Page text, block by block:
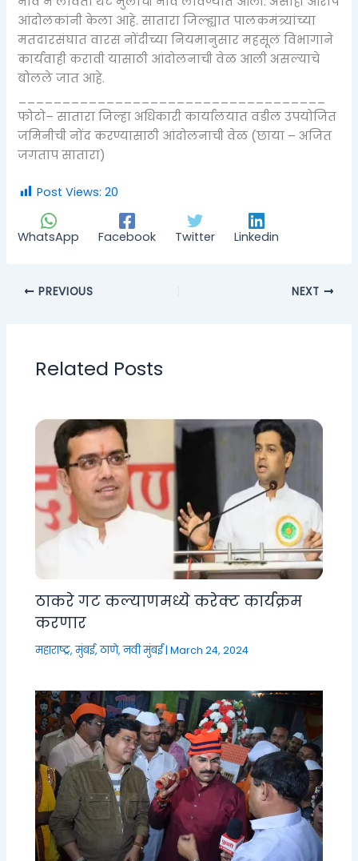
आंदोलकांनी केला आहे. सातारा जिल्ह्यात पालकमंत्र्यांच्या
मतदारसंघात वारस नोंदीच्या नियमानुसार महसूल विभागाने
कार्यवाही करावी यासाठी आंदोलनाची वेळ आली असल्याचे
बोलले जात आहे.
फोटो– सातारा जिल्हा अधिकारी कार्यालयात वडील उपयोजित
जमिनीची नोंद करण्यासाठी आंदोलनाची वेळ (छाया – अजित
जगताप सातारा)
Post Views: 20
WhatsApp Facebook Twitter Linkedin
PREVIOUS NEXT
Related Posts
ठाकरे गट कल्याणमध्ये करेक्ट कार्यक्रम
करणार
महाराष्ट्र,मुंबई, ठाणे, नवी मुंबई|March 24, 2024